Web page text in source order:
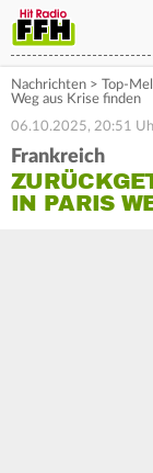
Nachrichten > Top-
Weg aus Krise finden
06.10.2025, 20:51
Frankreich
IN PARIS